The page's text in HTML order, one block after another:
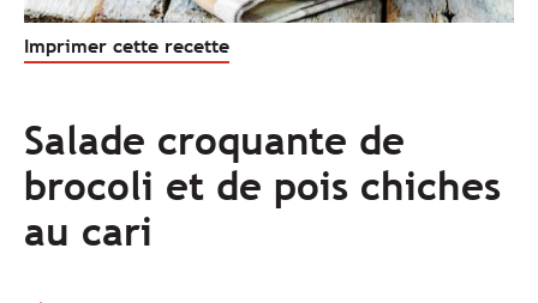
Imprimer cette recette
Salade croquante de
brocoli et de pois chiches
au cari